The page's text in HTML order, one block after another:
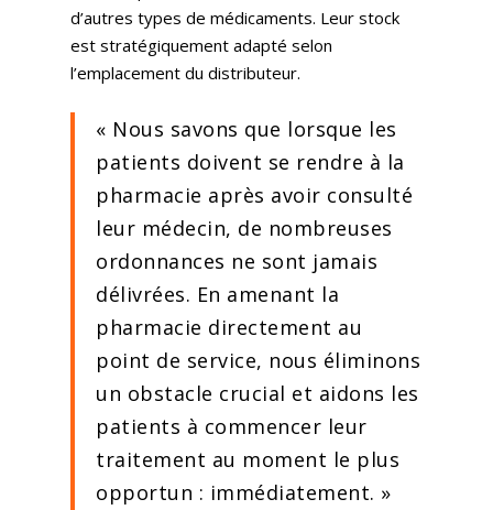
d’autres types de médicaments. Leur stock
est stratégiquement adapté selon
l’emplacement du distributeur.
« Nous savons que lorsque les
patients doivent se rendre à la
pharmacie après avoir consulté
leur médecin, de nombreuses
ordonnances ne sont jamais
délivrées. En amenant la
pharmacie directement au
point de service, nous éliminons
un obstacle crucial et aidons les
patients à commencer leur
traitement au moment le plus
opportun : immédiatement. »